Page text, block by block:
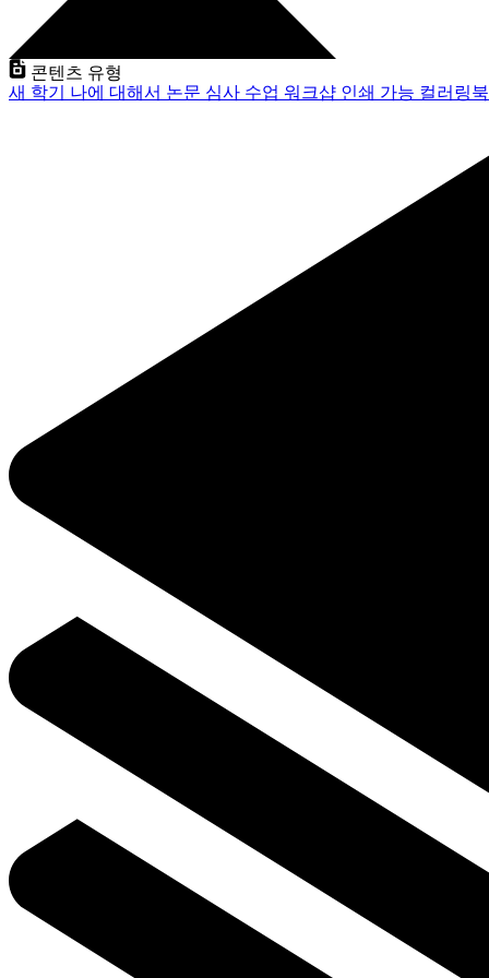
콘텐츠 유형
새 학기 나에 대해서 논문 심사 수업 워크샵 인쇄 가능 컬러링북